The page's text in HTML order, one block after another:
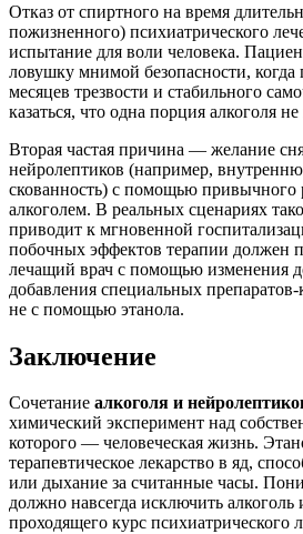
Отказ от спиртного на время
пожизненного) психиатрического
испытание для воли человека.
ловушку мнимой безопасности, когда
месяцев трезвости и стабильного
казаться, что одна порция алкоголя
Вторая частая причина — желание
нейролептиков (например,
скованность) с помощью привычного
алкоголем. В реальных сценариях
приводит к мгновенной
побочных эффектов терапии должен
лечащий врач с помощью изменения
добавления специальных
не с помощью этанола.
Заключение
Сочетание алкоголя и
химический эксперимент над
которого — человеческая жизнь.
терапевтическое лекарство в яд,
или дыхание за считанные часы.
должно навсегда исключить алкоголь
проходящего курс психиатрического